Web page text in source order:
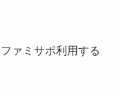
ァミサポ利用する